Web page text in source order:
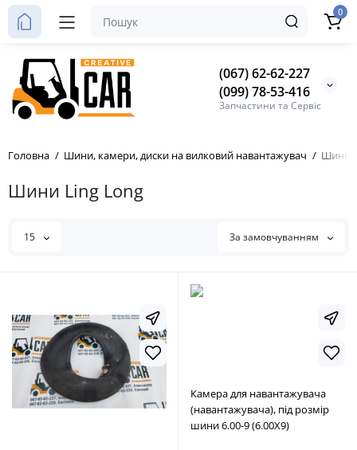
(067) 62-62-227
(099) 78-53-416
Запчастини та Сервіс
0
Головна Шини, камери, диски на вилковий навантажувач Шини
Шини Ling Long
15 За замовчуванням
Камера для навантажувача
(навантажувача), під розмір
шини 6.00-9 (6.00Х9)